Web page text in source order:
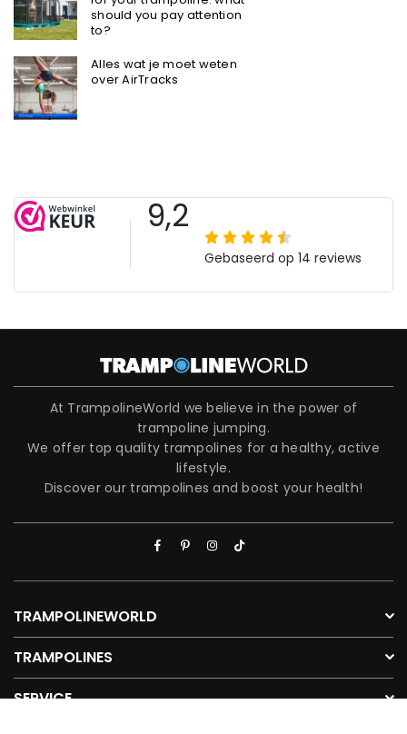
should you pay attention
to?
Alles wat je moet weten
over AirTracks
At TrampolineWorld we believe in the power of
trampoline jumping.
We offer top quality trampolines for a healthy, active
lifestyle.
Discover our trampolines and boost your health!
FacebookPinterestInstagram
TRAMPOLINEWORLD
TRAMPOLINES
SERVICE